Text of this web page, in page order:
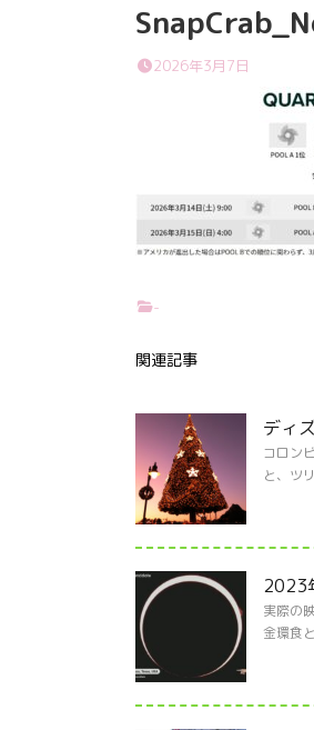
パ中期予報センター 気象庁 8月
31日 6:00 8月30日 5:20 8月1
に南鳥島近海で猛烈な勢力へ 台風
13号は、今後、海面水温が29度以
上の海域を西進する見込みで、猛
2026年3月7日
-
関連記事
ディ
コロン
と、ツ
2023
実際の
金環食